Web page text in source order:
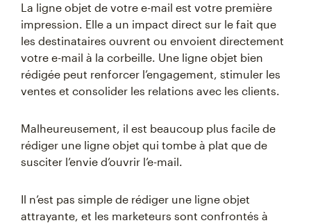
La ligne objet de votre e-mail est votre première
impression. Elle a un impact direct sur le fait que
les destinataires ouvrent ou envoient directement
votre e-mail à la corbeille. Une ligne objet bien
rédigée peut renforcer l’engagement, stimuler les
ventes et consolider les relations avec les clients.
Malheureusement, il est beaucoup plus facile de
rédiger une ligne objet qui tombe à plat que de
susciter l’envie d’ouvrir l’e-mail.
Il n’est pas simple de rédiger une ligne objet
attrayante, et les marketeurs sont confrontés à